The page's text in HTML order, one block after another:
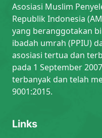
Asosiasi Muslim
Republik Indonesia
yang beranggotakan
ibadah umrah (PPIU)
asosiasi tertua dan
pada 1 September
terbanyak dan telah
9001:2015.
Links